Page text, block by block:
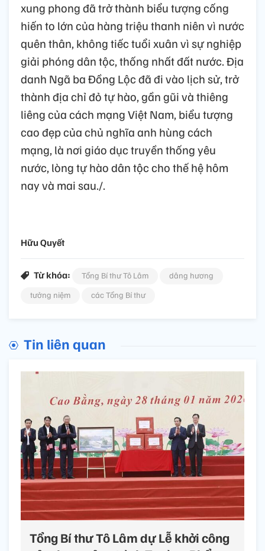
xung phong đã trở thành biểu tượng cống
hiến to lớn của hàng triệu thanh niên vì nước
quên thân, không tiếc tuổi xuân vì sự nghiệp
giải phóng dân tộc, thống nhất đất nước. Địa
danh Ngã ba Đồng Lộc đã đi vào lịch sử, trở
thành địa chỉ đỏ tự hào, gần gũi và thiêng
liêng của cách mạng Việt Nam, biểu tượng
cao đẹp của chủ nghĩa anh hùng cách
mạng, là nơi giáo dục truyền thống yêu
nước, lòng tự hào dân tộc cho thế hệ hôm
nay và mai sau./.
Hữu Quyết
Từ khóa: Tổng Bí thư Tô Lâm
dâng hương
tưởng niệm
các Tổng Bí thư
Tin liên quan
Tổng Bí thư Tô Lâm dự Lễ khởi công